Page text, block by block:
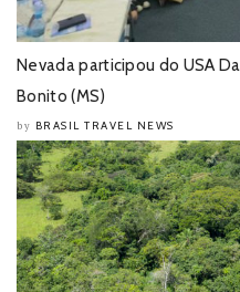
Nevada participou do USA
Bonito (MS)
by BRASIL TRAVEL NEWS